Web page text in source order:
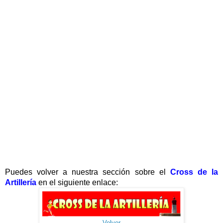
Puedes volver a nuestra sección sobre el Cross de la
Artillería en el siguiente enlace: